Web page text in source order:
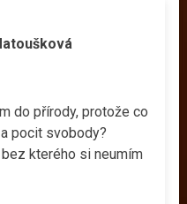
do přírody, protože co
pocit svobody?
bez kterého si neumím